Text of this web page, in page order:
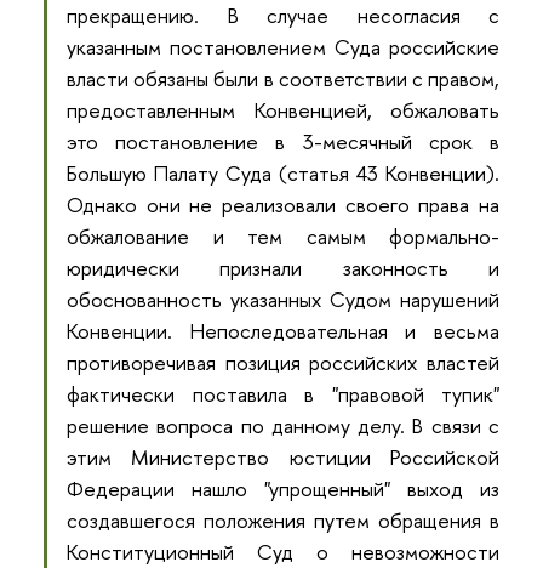
прекращению. В случае несогласия с
указанным постановлением Суда российские
власти обязаны были в соответствии с правом,
предоставленным Конвенцией, обжаловать
это постановление в 3-месячный срок в
Большую Палату Суда (статья 43 Конвенции).
Однако они не реализовали своего права на
обжалование и тем самым формально-
юридически признали законность и
обоснованность указанных Судом нарушений
Конвенции. Непоследовательная и весьма
противоречивая позиция российских властей
фактически поставила в "правовой тупик"
решение вопроса по данному делу. В связи с
этим Министерство юстиции Российской
Федерации нашло "упрощенный" выход из
создавшегося положения путем обращения в
Конституционный Суд о невозможности